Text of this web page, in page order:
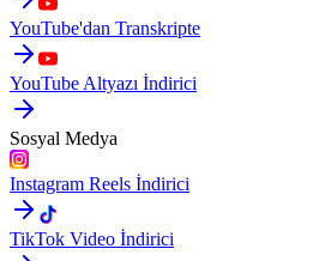
YouTube'dan Transkripte
YouTube Altyazı İndirici
Sosyal Medya
Instagram Reels İndirici
TikTok Video İndirici